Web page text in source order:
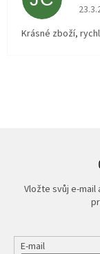
Krásné zboží,
Vložte svůj e-mail
E-mail